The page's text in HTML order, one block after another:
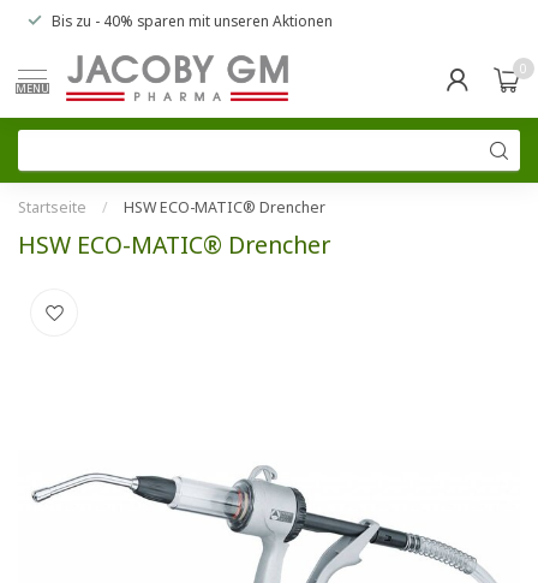
Bis zu - 40% sparen mit unseren Aktionen
MENU
0
Startseite / HSW ECO-MATIC® Drencher
HSW ECO-MATIC® Drencher